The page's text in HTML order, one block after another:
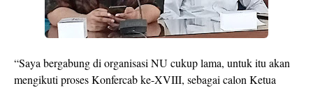
“Saya bergabung di organisasi NU cukup lama, untuk itu akan
mengikuti proses Konfercab ke-XVIII, sebagai calon Ketua